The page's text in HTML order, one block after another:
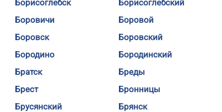
Борисоглебск
Борисоглебский
Боровичи
Боровой
Боровск
Боровский
Бородино
Бородинский
Братск
Бреды
Брест
Бронницы
Брусянский
Брянск